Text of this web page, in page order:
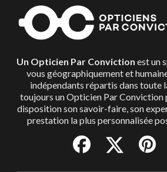
Un Opticien Par Conviction est un
vous géographiquement et
indépendants répartis dans toute
toujours un Opticien Par
disposition son savoir-faire, son
prestation la plus personnalisée